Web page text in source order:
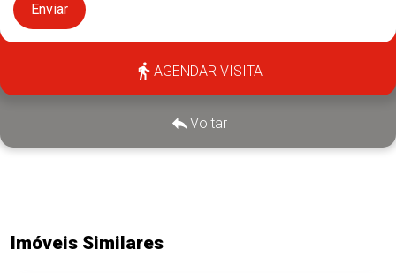
Enviar
AGENDAR VISITA
Voltar
Imóveis Similares